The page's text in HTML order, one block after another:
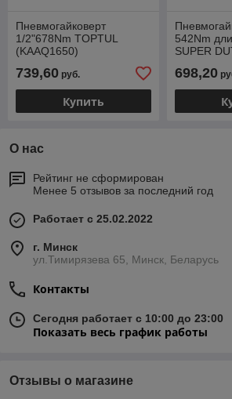
Пневмогайковерт
1/2"678Nm TOPTUL
(KAAQ1650)
739,60 руб.
Купить
542Nm
SUPER
698,20
О нас
Рейтинг не сформирован
Менее 5 отзывов за последний год
Работает с 25.02.2022
г. Минск
ул.Тимирязева 65, Минск, Беларусь
Контакты
Сегодня работает с 10:00 до 23:00
Показать весь график работы
Отзывы о магазине